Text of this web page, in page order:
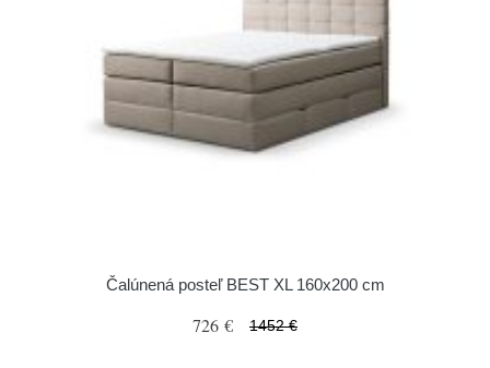
Čalúnená posteľ BEST XL 160x200 cm
726 € 1452 €